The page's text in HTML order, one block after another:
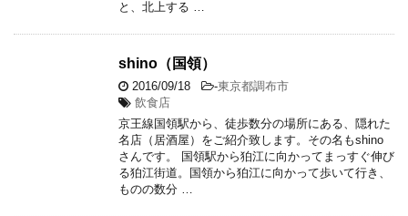
と、北上する …
shino（国領）
2016/09/18 -東京都調布市
飲食店
京王線国領駅から、徒歩数分の場所にある、隠れた
名店（居酒屋）をご紹介致します。その名もshino
さんです。 国領駅から狛江に向かってまっすぐ伸び
る狛江街道。国領から狛江に向かって歩いて行き、
ものの数分 …